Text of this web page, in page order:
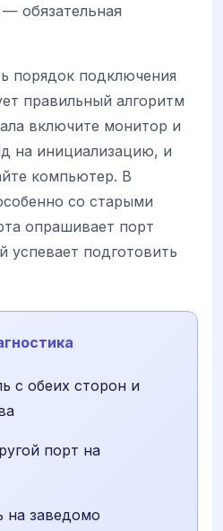
— обязательная
порядок подключения
правильный алгоритм
включите монитор и
на инициализацию, и
компьютер. В
со старыми
опрашивает порт
успевает подготовить
с обеих сторон и
порт на
на заведомо